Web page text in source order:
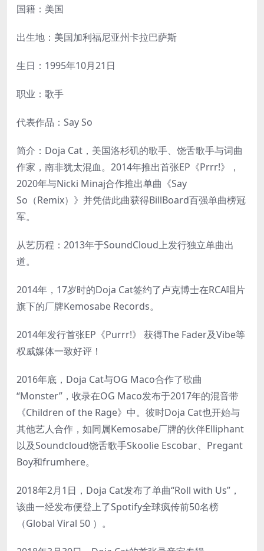
国籍：美国
出生地：美国加利福尼亚州卡拉巴萨斯
生日：1995年10月21日
职业：歌手
代表作品：Say So
简介：Doja Cat，美国洛杉矶的歌手、饶舌歌手与词曲
作家，南非犹太混血。2014年推出首张EP《Prrr!》，
2020年与Nicki Minaj合作推出单曲《Say
So（Remix）》并凭借此曲获得BillBoard百强单曲榜冠
军。
从艺历程：2013年于SoundCloud上发行独立单曲出
道。
2014年，17岁时的Doja Cat签约了卢克博士在RCA唱片
旗下的厂牌Kemosabe Records。
2014年发行首张EP《Purrr!》 获得The Fader及Vibe等
权威媒体一致好评！
2016年底，Doja Cat与OG Maco合作了歌曲
“Monster”，收录在OG Maco发布于2017年的混音带
《Children of the Rage》中。彼时Doja Cat也开始与
其他艺人合作，如同属Kemosabe厂牌的伙伴Elliphant
以及Soundcloud饶舌歌手Skoolie Escobar、Pregant
Boy和frumhere。
2018年2月1日，Doja Cat发布了单曲“Roll with Us”，
该曲一经发布便登上了Spotify全球疯传前50名榜
（Global Viral 50 ）。